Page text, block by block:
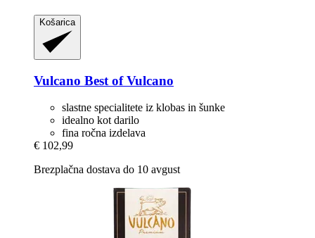
Košarica
Vulcano Best of Vulcano
slastne specialitete iz klobas in šunke
idealno kot darilo
fina ročna izdelava
€ 102,99
Brezplačna dostava do 10 avgust